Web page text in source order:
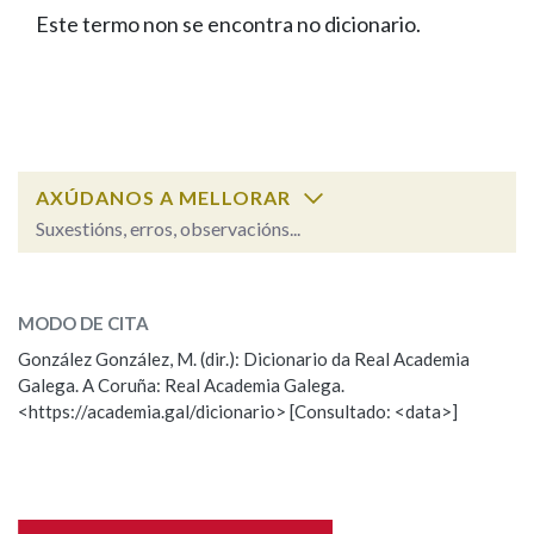
FIGURAS HOMENAXEADAS
PORTAL DAS PALABRAS
Facebook
TwitterYoutubeInstagram
Bluesky
BUSCAR NOS LEMAS
Remata por
BUSCAR NO CONTIDO
Nas definicións
Este termo non se encontra no dicionario.
AXÚDANOS A MELLORAR
Suxestións, erros, observacións...
Observación
Nome
MODO DE CITA
González González, M. (dir.): Dicionario da Real Academia
Galega. A Coruña: Real Academia Galega.
<https://academia.gal/dicionario> [Consultado: <data>]